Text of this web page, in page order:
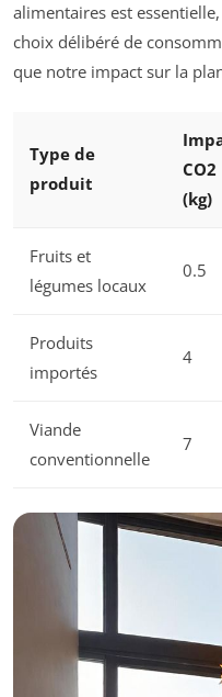
alimentaires est
choix délibéré de
que notre impact sur la
Type de
produit
CO2
(kg)
Fruits et
légumes locaux
0.5
Produits
importés
4
Viande
conventionnelle
7